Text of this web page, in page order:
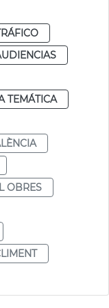
TEMÁTICA
OBRES